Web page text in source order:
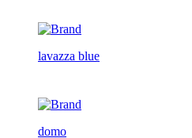
lavazza blue
domo